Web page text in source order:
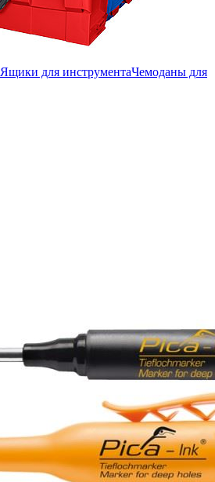
Ящики для инструментаЧемоданы для